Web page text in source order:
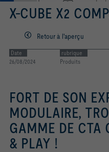
X-CUBE X2
Retour à l'aperçu
Date
26/08/2024
rubrique
Produits
FORT DE SON
MODULAIRE,
GAMME DE CTA
& PLAY !